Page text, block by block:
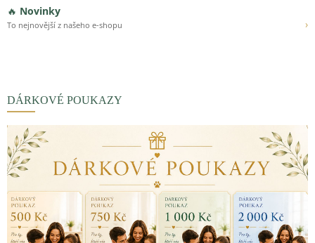
🔥 Novinky
To nejnovější z našeho e-shopu ›
DÁRKOVÉ POUKAZY